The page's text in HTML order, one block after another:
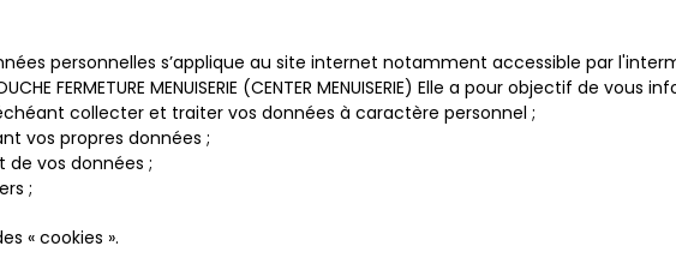
personnelles s’applique au site internet notamment accessible par
FERMETURE MENUISERIE (CENTER MENUISERIE) Elle a pour objectif de vous
collecter et traiter vos données à caractère personnel ;
vos propres données ;
de vos données ;
;
« cookies ».